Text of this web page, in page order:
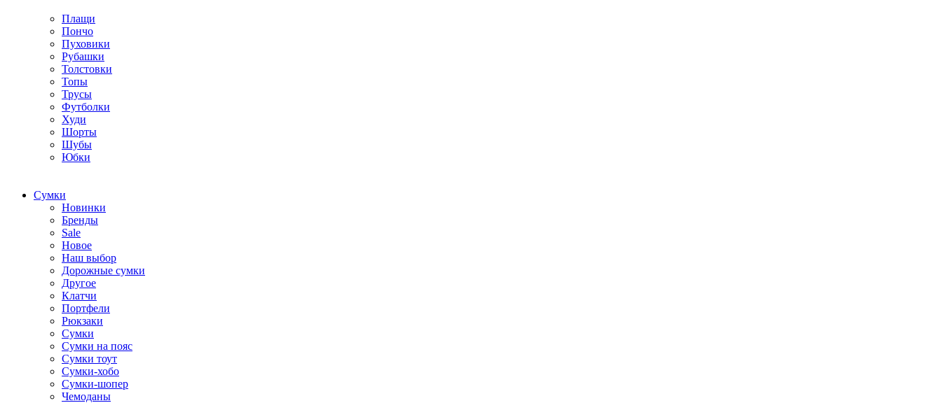
Плащи
Пончо
Пуховики
Рубашки
Толстовки
Топы
Трусы
Футболки
Худи
Шорты
Шубы
Юбки
Cумки
Новинки
Бренды
Sale
Новое
Наш выбор
Дорожные сумки
Другое
Клатчи
Портфели
Рюкзаки
Сумки
Сумки на пояс
Сумки тоут
Сумки-хобо
Сумки-шопер
Чемоданы